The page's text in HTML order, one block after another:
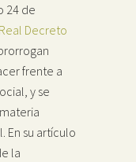
24 de
Real Decreto
frente a
y se
En su artículo
la